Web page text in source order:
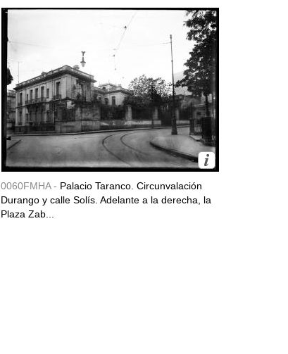
0060FMHA - Palacio Taranco. Circunvalación
Durango y calle Solís. Adelante a la derecha, la
Plaza Zab...